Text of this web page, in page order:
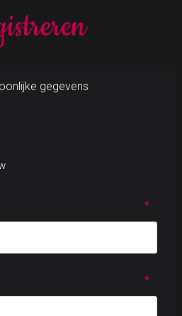
gegevens
*
*